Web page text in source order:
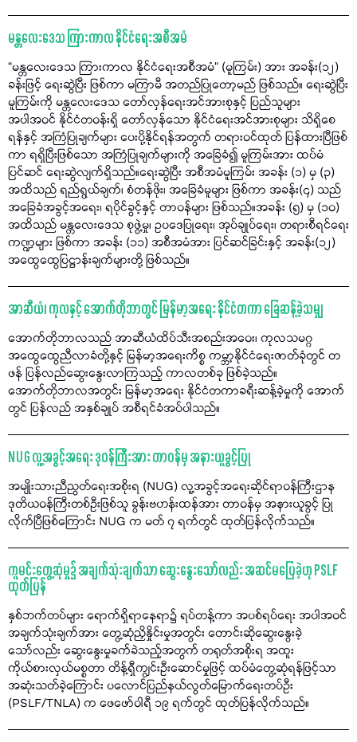
မန္တလေးဒေသ ကြားကာလ နိုင်ငံရေးအစီအမံ
“မန္တလေးဒေသ ကြားကာလ နိုင်ငံရေးအစီအမံ” (မူကြမ်း) အား အခန်း(၁၂)
ခန်းဖြင့် ရေးဆွဲပြီး ဖြစ်ကာ မကြာမီ အတည်ပြုတော့မည် ဖြစ်သည်။ ရေးဆွဲပြီး
မူကြမ်းကို မန္တလေးဒေသ တော်လှန်ရေးအင်အားစုနှင့် ပြည်သူများ
အပါအဝင် နိုင်ငံတဝန်းရှိ တော်လှန်သော နိုင်ငံရေးအင်အားစုများ သိရှိစေ
ရန်နှင့် အကြံပြုချက်များ ပေးပို့နိုင်ရန်အတွက် တရားဝင်ထုတ် ပြန်ထားပြီဖြစ်
ကာ ရရှိပြီးဖြစ်သော အကြံပြုချက်များကို အခြေခံ၍ မူကြမ်းအား ထပ်မံ
ပြင်ဆင် ရေးဆွဲလျက်ရှိသည်။ရေးဆွဲပြီး အစီအမံမူကြမ်း အခန်း (၁) မှ (၃)
အထိသည် ရည်ရွယ်ချက်၊ စံတန်ဖိုး၊ အခြေခံမူများ ဖြစ်ကာ အခန်း(၄) သည်
အခြေခံအခွင့်အရေး၊ ရပိုင်ခွင့်နှင့် တာဝန်များ ဖြစ်သည်။အခန်း (၅) မှ (၁၀)
အထိသည် မန္တလေးဒေသ စုဖွဲ့မှု၊ ဥပဒေပြုရေး၊ အုပ်ချုပ်ရေး၊ တရားစီရင်ရေး
ကဏ္ဍများ ဖြစ်ကာ အခန်း (၁၁) အစီအမံအား ပြင်ဆင်ခြင်းနှင့် အခန်း(၁၂)
အထွေထွေပြဋ္ဌာန်းချက်များတို့ ဖြစ်သည်။
အာဆီယံ၊ ကုလနှင့် အောက်တိုဘာတွင် မြန်မာ့အရေး နိုင်ငံတကာ ခြေဆန့်ခဲ့သမျှ
အောက်တိုဘာလသည် အာဆီယံထိပ်သီးအစည်းအဝေး၊ ကုလသမဂ္ဂ
အထွေထွေညီလာခံတို့နှင့် မြန်မာ့အရေးကိစ္စ ကမ္ဘာ့နိုင်ငံရေးဇာတ်ခုံတွင် တ
ဖန် ပြန်လည်ဆွေးနွေးလာကြသည့် ကာလတစ်ခု ဖြစ်ခဲ့သည်။
အောက်တိုဘာလအတွင်း မြန်မာ့အရေး နိုင်ငံတကာခရီးဆန့်ခဲ့မှုကို အောက်
တွင် ပြန်လည် အနှစ်ချုပ် အစီရင်ခံအပ်ပါသည်။
NUG လူ့အခွင့်အရေး ဒုဝန်ကြီးအား တာဝန်မှ အနားယူခွင့်ပြု
အမျိုးသားညီညွတ်ရေးအစိုးရ (NUG) လူ့အခွင့်အရေးဆိုင်ရာဝန်ကြီးဌာန
ဒုတိယဝန်ကြီးတစ်ဦးဖြစ်သူ ခွန်းဗဟန်းထန်အား တာဝန်မှ အနားယူခွင့် ပြု
လိုက်ပြီဖြစ်ကြောင်း NUG က မတ် ၇ ရက်တွင် ထုတ်ပြန်လိုက်သည်။
ကူမင်းတွေ့ဆုံမှု၌ အချက်သုံးချက်သာ ဆွေးနွေးသော်လည်း အဆင်မပြေခဲ့ဟု PSLF
ထုတ်ပြန်
နှစ်ဘက်တပ်များ ရောက်ရှိရာနေရာ၌ ရပ်တန့်ကာ အပစ်ရပ်ရေး အပါအဝင်
အချက်သုံးချက်အား တွေ့ဆုံညှိနှိုင်းမှုအတွင်း တောင်းဆိုဆွေးနွေးခဲ့
သော်လည်း ဆွေးနွေးမှုခက်ခဲသည့်အတွက် တရုတ်အစိုးရ အထူး
ကိုယ်စားလှယ်မစ္စတာ တိန့်ရှီကျွင်းဦးဆောင်မှုဖြင့် ထပ်မံတွေ့ဆုံရန်ဖြင့်သာ
အဆုံးသတ်ခဲ့ကြောင်း ပလောင်ပြည်နယ်လွတ်မြောက်ရေးတပ်ဦး
(PSLF/TNLA) က ဖေဖော်ဝါရီ ၁၉ ရက်တွင် ထုတ်ပြန်လိုက်သည်။